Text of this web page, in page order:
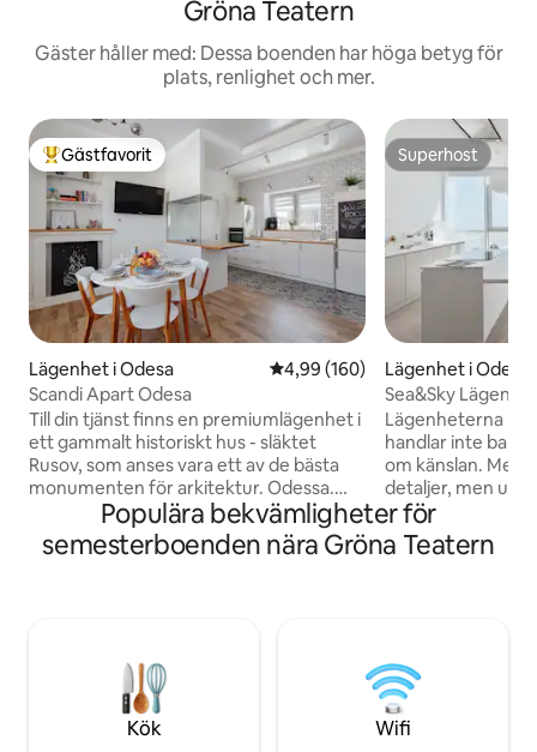
Gröna Teatern
Gäster håller med: Dessa boenden har höga betyg för
plats, renlighet och mer.
Populär gästfavorit
Gästfavorit
Lägenhet i Odesa 4,99 av 5 i genomsnittligt
4,99 (160)
Scandi Apart Odesa
Till din tjänst finns en premiumlägenhet i
ett gammalt historiskt hus - släktet
Rusov, som anses vara ett av de bästa
monumenten för arkitektur. Odessa.
Fönstren i lägenheten har utsikt över en
lugn innergård, genomsyrad av den
gamla Odessas anda. Lägenheten är fullt
stormarknad och apotek inom
gångavstånd samt trendiga barer och
restauranger. Och naturligtvis bredvid
den berömda Privoz-marknaden!
Superhost
Superhost
Lägenhet i Odesa
Sea&Sky
Lägenheterna i
handlar inte bara
om känslan. Med
detaljer, men
ljuset, utrymmet
upp i havet. Beläget på 18: e våningen i
Som havet. Som
precis utanför
räcker det att
Populära bekvämligheter för
semesterboenden nära Gröna Teatern
Kök Wifi